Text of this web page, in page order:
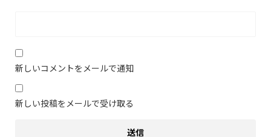
新しいコメントをメールで通知
新しい投稿をメールで受け取る